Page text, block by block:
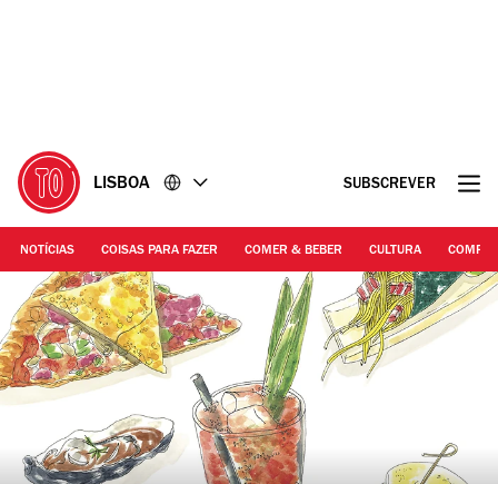
LISBOA SUBSCREVER
NOTÍCIAS COISAS PARA FAZER COMER & BEBER CULTURA